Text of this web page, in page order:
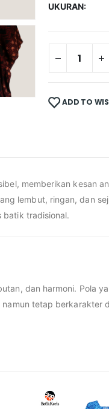
UKURAN
ADD TO
memberikan kesan
lembut, ringan, dan
batik tradisional.
dan harmoni. Pola
tetap berkarakter